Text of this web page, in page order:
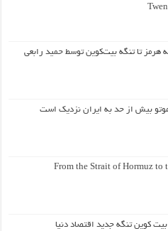
هرمز تا تنگه بیت‌کوین توسط حمید رابعی
بیش از حد به ایران نزدیک است
From the Strait of Hormuz to
بیت کوین تنگه جدید اقتصاد دنیا